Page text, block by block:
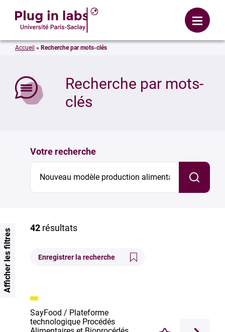
Menu
Recherche par mots-
clés
Accueil » Recherche par mots-clés
Votre recherche
42 résultats
Enregistrer la recherche
SayFood / Plateforme
technologique Procédés
Afficher les filtres